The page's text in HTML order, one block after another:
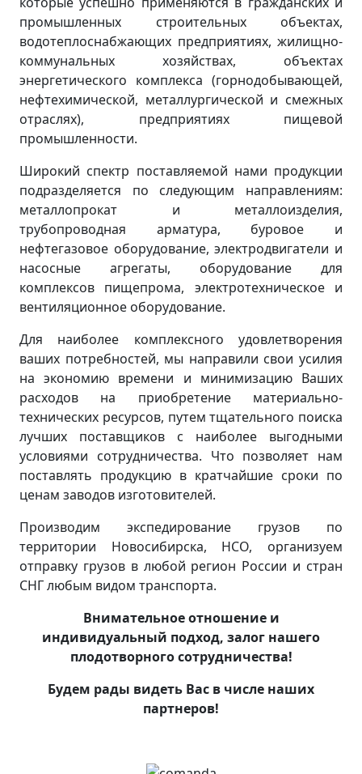
промышленных строительных объектах,
водотеплоснабжающих предприятиях, жилищно-
коммунальных хозяйствах, объектах
энергетического комплекса (горнодобывающей,
нефтехимической, металлургической и смежных
отраслях), предприятиях пищевой
промышленности.
Широкий спектр поставляемой нами продукции
подразделяется по следующим направлениям:
металлопрокат и металлоизделия,
трубопроводная арматура, буровое и
нефтегазовое оборудование, электродвигатели и
насосные агрегаты, оборудование для
комплексов пищепрома, электротехническое и
вентиляционное оборудование.
Для наиболее комплексного удовлетворения
ваших потребностей, мы направили свои усилия
на экономию времени и минимизацию Ваших
расходов на приобретение материально-
технических ресурсов, путем тщательного поиска
лучших поставщиков с наиболее выгодными
условиями сотрудничества. Что позволяет нам
поставлять продукцию в кратчайшие сроки по
ценам заводов изготовителей.
Производим экспедирование грузов по
территории Новосибирска, НСО, организуем
отправку грузов в любой регион России и стран
СНГ любым видом транспорта.
Внимательное отношение и
индивидуальный подход, залог нашего
плодотворного сотрудничества!
Будем рады видеть Вас в числе наших
партнеров!